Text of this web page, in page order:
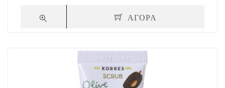
ΑΓΟΡΑ